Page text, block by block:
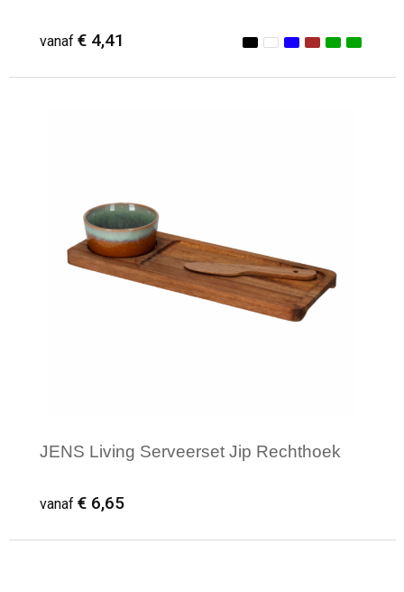
vanaf € 4,41
JENS Living Serveerset Jip Rechthoek
vanaf € 6,65